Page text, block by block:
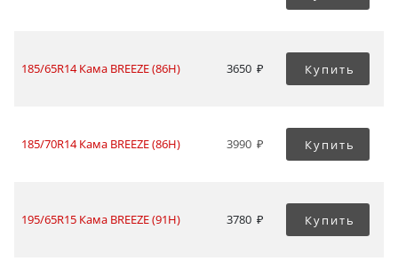
185/65R14 Кама BREEZE (86H) 3650 Купить
185/70R14 Кама BREEZE (86H) 3990 Купить
195/65R15 Кама BREEZE (91H) 3780 Купить